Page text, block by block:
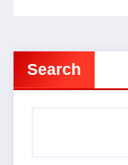
Search